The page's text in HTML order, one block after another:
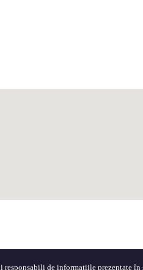
de informațiile prezentate în